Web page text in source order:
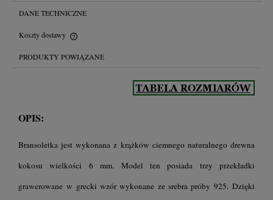
DANE TECHNICZNE
Koszty dostawy
Cena nie zawiera ewentualnych kosztów płatności
PRODUKTY POWIĄZANE
OPIS:
Bransoletka jest wykonana z krążków ciemnego naturalnego drewna
kokosu wielkości 6 mm. Model ten posiada trzy przekładki
grawerowane w grecki wzór wykonane ze srebra próby 925. Dzięki